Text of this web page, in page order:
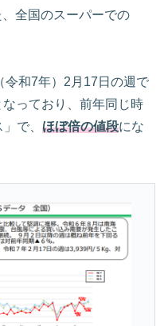
全国のスーパーでの
令和7年）2月17日の週で
なっており、前年同じ時
で、 ほぼ倍の値段にな